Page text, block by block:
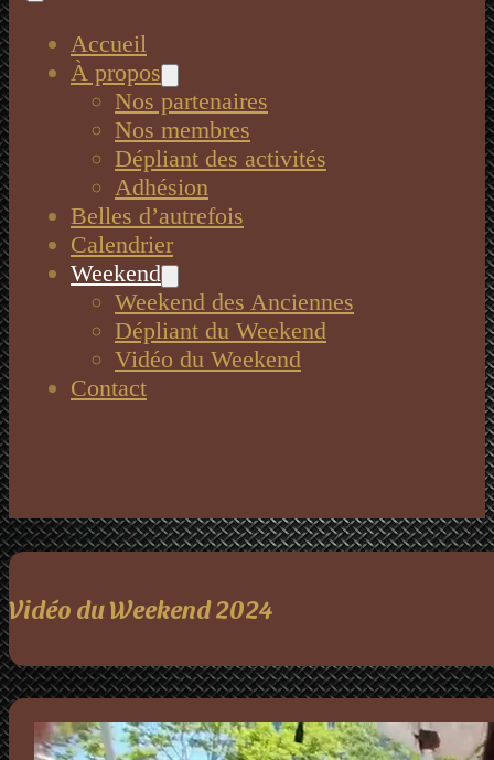
Accueil
À propos
Nos partenaires
Nos membres
Dépliant des activités
Adhésion
Belles d’autrefois
Calendrier
Weekend
Weekend des Anciennes
Dépliant du Weekend
Vidéo du Weekend
Contact
Vidéo du Weekend 2024